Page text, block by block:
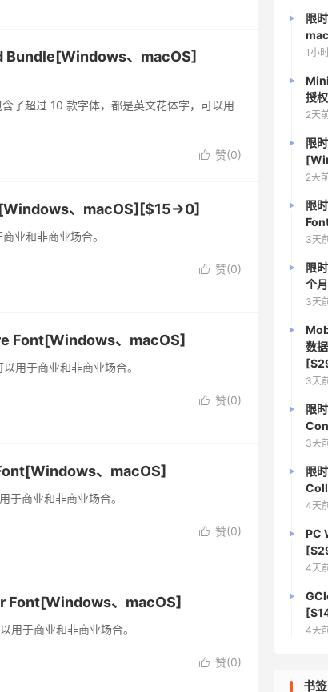
Bundle[Windows、macOS]
了超过 10 款字体，都是英文花体字，可以用
 赞(0)
、macOS][$15→0]
业和非商业场合。
 赞(0)
Font[Windows、macOS]
用于商业和非商业场合。
 赞(0)
、macOS]
商业和非商业场合。
 赞(0)
Font[Windows、macOS]
用于商业和非商业场合。
 赞(0)
限
1小
授
2天
限
2天
限
3天
限
个
3天
数
3天
限
3天
限
4天
PC
4天
4天
书签